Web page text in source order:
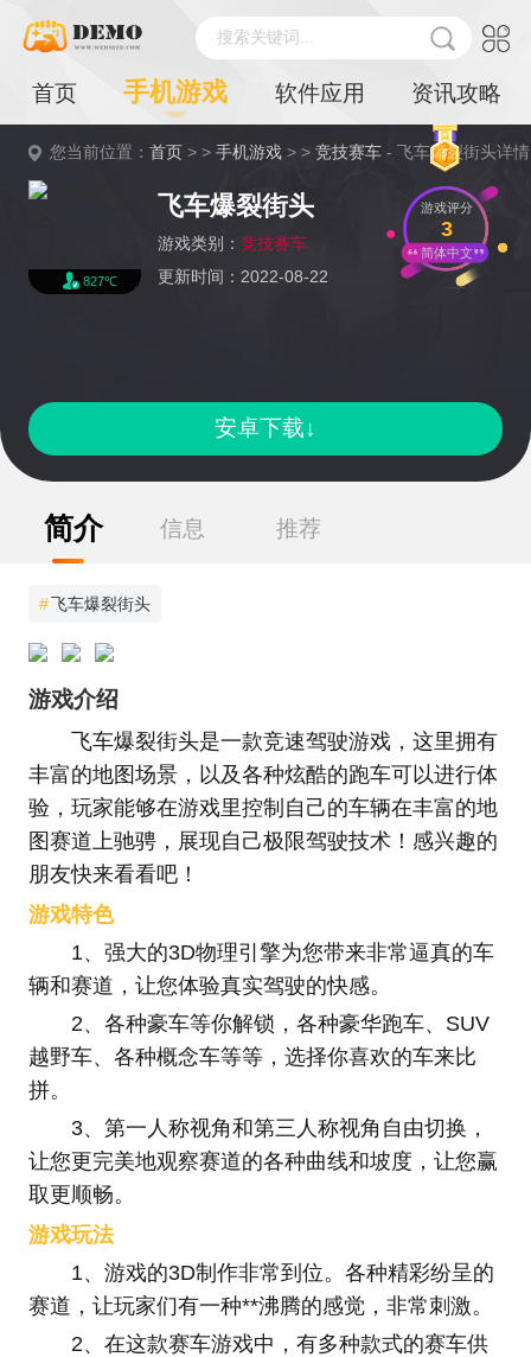
搜索关键词...
首页 手机游戏 软件应用 资讯攻略
您当前位置：首页 > >手机游戏 > >竞技赛车 - 飞车爆裂街头详情
827℃
飞车爆裂街头
游戏类别： 竞技赛车
更新时间：2022-08-22
游戏评分
3
简体中文
安卓下载↓
简介 信息 推荐
#飞车爆裂街头
游戏介绍
飞车爆裂街头是一款竞速驾驶游戏，这里拥有
丰富的地图场景，以及各种炫酷的跑车可以进行体
验，玩家能够在游戏里控制自己的车辆在丰富的地
图赛道上驰骋，展现自己极限驾驶技术！感兴趣的
朋友快来看看吧！
游戏特色
1、强大的3D物理引擎为您带来非常逼真的车
辆和赛道，让您体验真实驾驶的快感。
2、各种豪车等你解锁，各种豪华跑车、SUV
越野车、各种概念车等等，选择你喜欢的车来比
拼。
3、第一人称视角和第三人称视角自由切换，
让您更完美地观察赛道的各种曲线和坡度，让您赢
取更顺畅。
游戏玩法
1、游戏的3D制作非常到位。各种精彩纷呈的
赛道，让玩家们有一种**沸腾的感觉，非常刺激。
2、在这款赛车游戏中，有多种款式的赛车供